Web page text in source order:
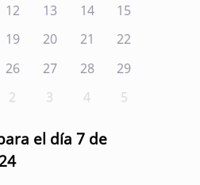
12 13 14
15
19 20 21
22
26 27 28
29
2 3 4 5
el día 7 de